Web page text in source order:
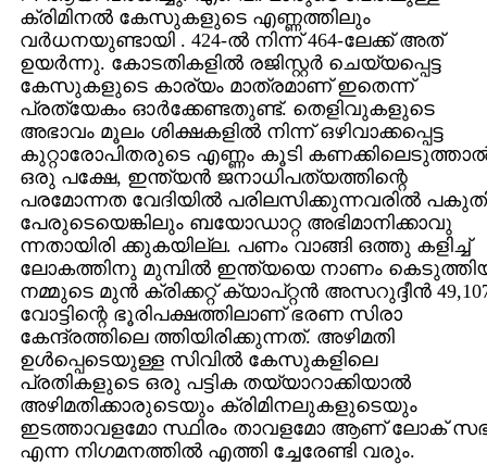
ക്രിമിനല്‍ കേസുകളുടെ എണ്ണത്തിലും
വര്‍ധനയുണ്ടായി . 424-ല്‍ നിന്ന്‌ 464-ലേക്ക്‌ അത്‌
ഉയര്‍ന്നു. കോടതികളില്‍ രജിസ്റ്റര്‍ ചെയ്യപ്പെട്ട
കേസുകളുടെ കാര്യം മാത്രമാണ്‌ ഇതെന്ന്‌
പ്രത്യേകം ഓര്‍ക്കേണ്ടതുണ്ട്‌. തെളിവുകളുടെ
അഭാവം മൂലം ശിക്ഷകളില്‍ നിന്ന്‌ ഒഴിവാക്കപ്പെട്ട
കുറ്റാരോപിതരുടെ എണ്ണം കൂടി
ഒരു പക്ഷേ, ഇന്ത്യന്‍ ജനാധിപത്യത്തിന്റെ
പരമോന്നത വേദിയില്‍ പരിലസിക്കുന്നവരില്‍
പേരുടെയെങ്കിലും ബയോഡാറ്റ അഭിമാനിക്കാവു
ന്നതായിരി ക്കുകയില്ല. പണം വാങ്ങി ഒത്തു കളിച്ച്‌
ലോകത്തിനു മുമ്പില്‍ ഇന്ത്യയെ നാണം
നമ്മുടെ മുന്‍ ക്രിക്കറ്റ്‌ ക്യാപ്‌റ്റന്‍ അസറുദ്ദീന്‍
വോട്ടിന്റെ ഭൂരിപക്ഷത്തിലാണ്‌ ഭരണ സിരാ
കേന്ദ്രത്തിലെ ത്തിയിരിക്കുന്നത്‌. അഴിമതി
ഉള്‍പ്പെടെയുള്ള സിവില്‍ കേസുകളിലെ
പ്രതികളുടെ ഒരു പട്ടിക തയ്യാറാക്കിയാല്‍
അഴിമതിക്കാരുടെയും ക്രിമിനലുകളുടെയും
ഇടത്താവളമോ സ്ഥിരം താവളമോ ആണ്‌ ലോക്‌
എന്ന നിഗമനത്തില്‍ എത്തി ച്ചേരേണ്ടി വരും.